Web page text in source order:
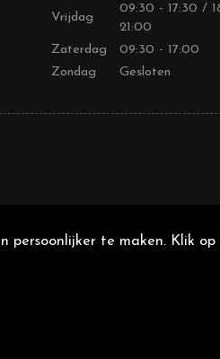
Vrijdag
09:30 - 17:30 /
21:00
Zaterdag
09:30 - 17:00
Zondag
Gesloten
te maken. Klik op